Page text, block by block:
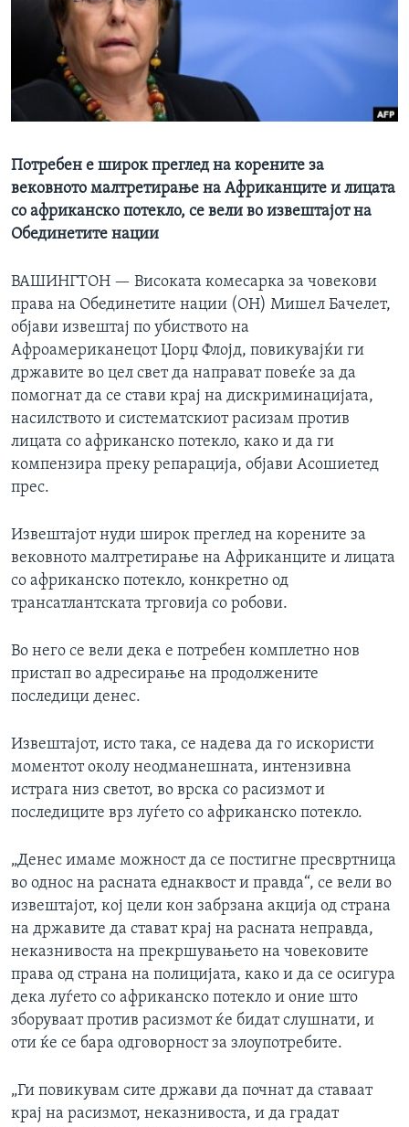
ИНТЕРВЈУА
Јазици
Потребен е широк преглед на корените за
вековното малтретирање на Африканците и лицата
со африканско потекло, се вели во извештајот на
Обединетите нации
ВАШИНГТОН — Високата комесарка за човекови
права на Обединетите нации (ОН) Мишел Бачелет,
објави извештај по убиството на
Афроамериканецот Џорџ Флојд, повикувајќи ги
државите во цел свет да направат повеќе за да
помогнат да се стави крај на дискриминацијата,
насилството и систематскиот расизам против
лицата со африканско потекло, како и да ги
компензира преку репарација, објави Асошиетед
прес.
Извештајот нуди широк преглед на корените за
вековното малтретирање на Африканците и лицата
со африканско потекло, конкретно од
трансатлантската трговија со робови.
Во него се вели дека е потребен комплетно нов
пристап во адресирање на продолжените
последици денес.
Извештајот, исто така, се надева да го искористи
моментот околу неодманешната, интензивна
истрага низ светот, во врска со расизмот и
последиците врз луѓето со африканско потекло.
„Денес имаме можност да се постигне пресвртница
во однос на расната еднаквост и правда“, се вели во
извештајот, кој цели кон забрзана акција од страна
на државите да стават крај на расната неправда,
неказнивоста на прекршувањето на човековите
права од страна на полицијата, како и да се осигура
дека луѓето со африканско потекло и оние што
зборуваат против расизмот ќе бидат слушнати, и
оти ќе се бара одговорност за злоупотребите.
„Ги повикувам сите држави да почнат да ставаат
крај на расизмот, неказнивоста, и да градат